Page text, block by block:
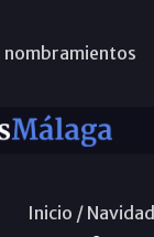
nombramientos
Inicio / Navidad